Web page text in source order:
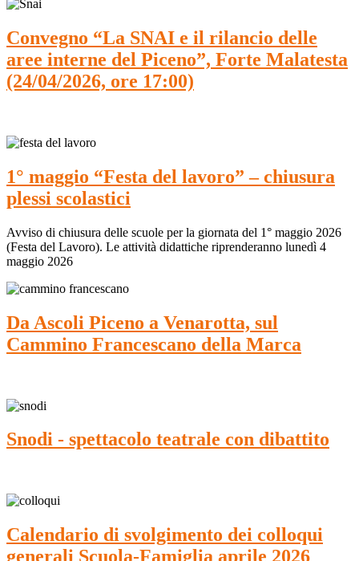
Convegno “La SNAI e il rilancio delle
aree interne del Piceno”, Forte Malatesta
(24/04/2026, ore 17:00)
1° maggio “Festa del lavoro” – chiusura
plessi scolastici
Avviso di chiusura delle scuole per la giornata del 1° maggio 2026
(Festa del Lavoro). Le attività didattiche riprenderanno lunedì 4
maggio 2026
Da Ascoli Piceno a Venarotta, sul
Cammino Francescano della Marca
Snodi - spettacolo teatrale con dibattito
Calendario di svolgimento dei colloqui
generali Scuola-Famiglia aprile 2026